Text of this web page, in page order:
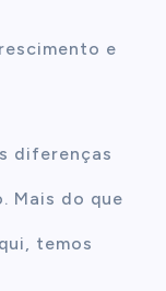
e
diferenças
Mais do que
temos